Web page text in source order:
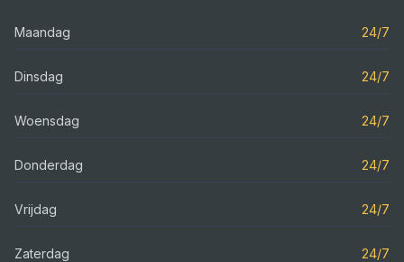
Maandag 24/7
Dinsdag 24/7
Woensdag 24/7
Donderdag 24/7
Vrijdag 24/7
Zaterdag 24/7